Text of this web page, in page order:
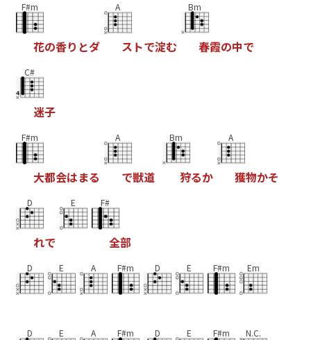
F#m
花の香り とダ
A
ス トで淀む
Bm
春霞の中で
C#
迷子
F#m
大都会はまる
A
で獣道
Bm
狩るか
A
獲物かそ
D
れで
E F#
全部
D E A F#m D E F#m Em
D E A F#m D E F#m N.C.